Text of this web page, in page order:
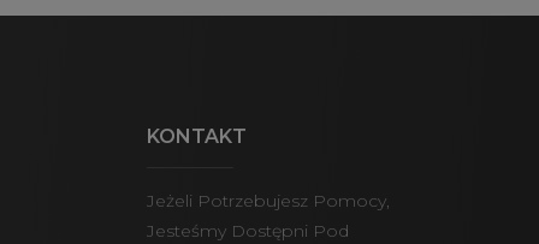
KONTAKT
Jeżeli Potrzebujesz Pomocy,
Jesteśmy Dostępni Pod